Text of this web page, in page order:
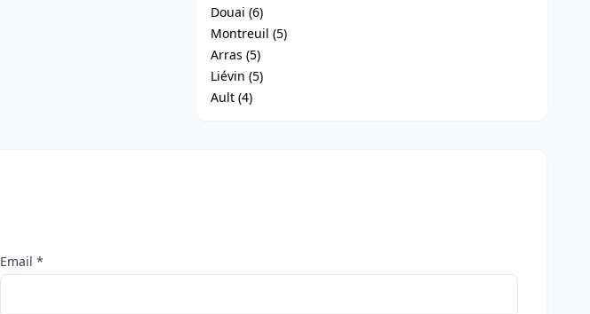
Douai (6)
Montreuil (5)
Arras (5)
Liévin (5)
Ault (4)
Email *